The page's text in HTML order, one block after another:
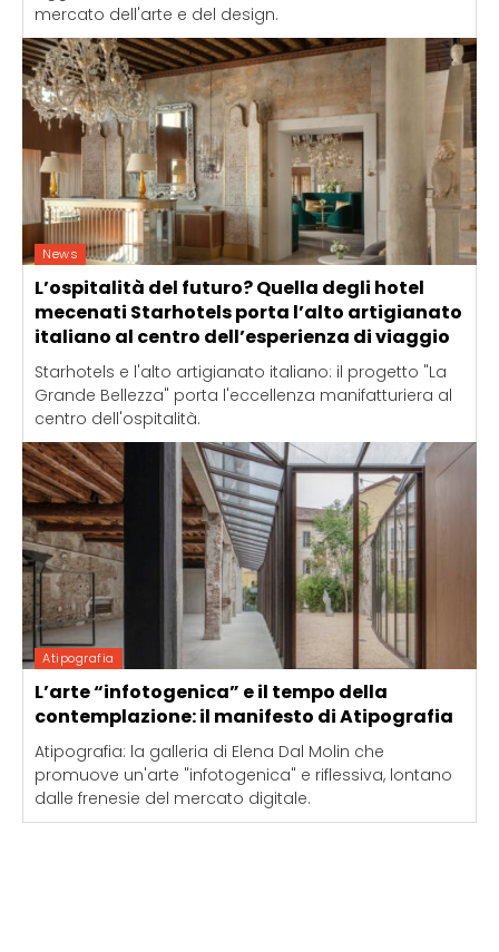
mercato dell'arte e del design.
News
L’ospitalità del futuro? Quella degli hotel
mecenati Starhotels porta l’alto artigianato
italiano al centro dell’esperienza di viaggio
Starhotels e l'alto artigianato italiano: il progetto "La
Grande Bellezza" porta l'eccellenza manifatturiera al
centro dell'ospitalità.
Atipografia
L’arte “infotogenica” e il tempo della
contemplazione: il manifesto di Atipografia
Atipografia: la galleria di Elena Dal Molin che
promuove un'arte "infotogenica" e riflessiva, lontano
dalle frenesie del mercato digitale.